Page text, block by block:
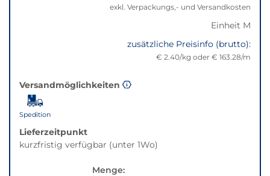
beste
Alternative
der
gewünschten
Variante.
exkl. Verpackungs,- und Versandkosten
Einheit M
zusätzliche Preisinfo (brutto):
€ 2.40/kg oder € 163.28/m
Versandmöglichkeiten
Spedition
Lieferzeitpunkt
kurzfristig verfügbar (unter 1Wo)
Menge: